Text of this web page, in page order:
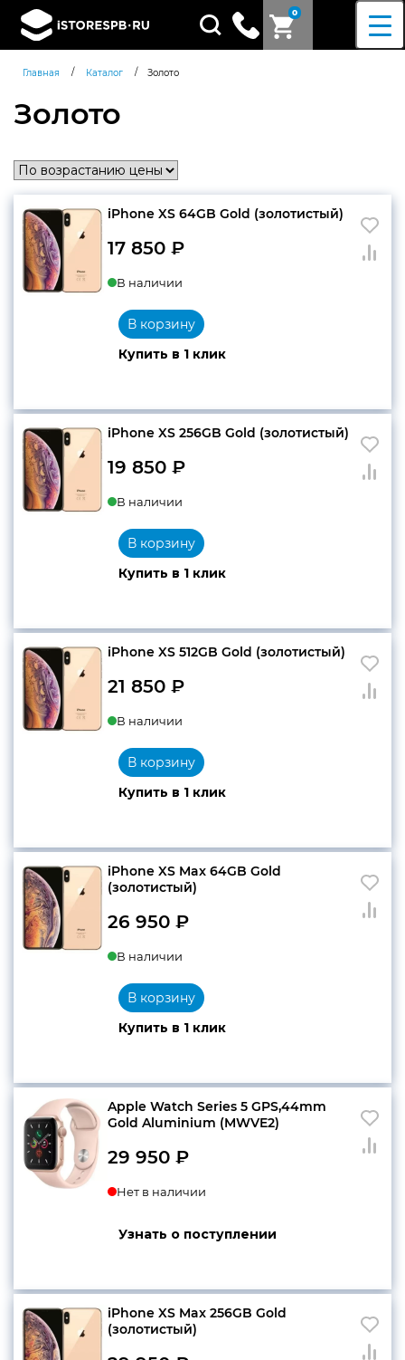
0
Поиск
товаров
Главная / Каталог / Золото
Золото
iPhone XS 64GB Gold (золотистый)
17 850 ₽
В наличии
Купить в 1 клик
В корзину
iPhone XS 256GB Gold (золотистый)
19 850 ₽
В наличии
Купить в 1 клик
В корзину
iPhone XS 512GB Gold (золотистый)
21 850 ₽
В наличии
Купить в 1 клик
В корзину
iPhone XS Max 64GB Gold
(золотистый)
26 950 ₽
В наличии
Купить в 1 клик
В корзину
Apple Watch Series 5 GPS,44mm
Gold Aluminium (MWVE2)
29 950 ₽
Нет в наличии
Узнать о поступлении
iPhone XS Max 256GB Gold
(золотистый)
конфиденциальности
+7 812 318-40-14
(c 10:00 до 21:00, без